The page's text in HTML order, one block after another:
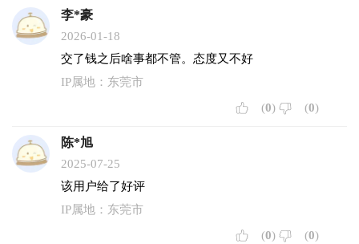
李*豪
2026-01-18
交了钱之后啥事都不管。态度又不好
IP属地：东莞市
(0) (0)
陈*旭
2025-07-25
该用户给了好评
IP属地：东莞市
(0) (0)